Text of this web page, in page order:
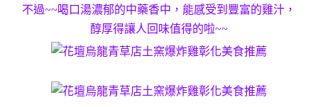
不過~~喝口湯濃郁的中藥香中，能感受到豐富的雞汁，
醇厚得讓人回味值得的啦~~